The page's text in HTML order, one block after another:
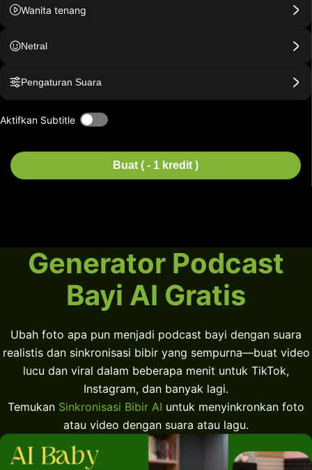
Wanita tenang
Netral
Pengaturan Suara
Aktifkan Subtitle
Buat ( - 1 kredit )
Generator Podcast
Bayi AI Gratis
Ubah foto apa pun menjadi podcast bayi dengan suara
realistis dan sinkronisasi bibir yang sempurna—buat video
lucu dan viral dalam beberapa menit untuk TikTok,
Instagram, dan banyak lagi.
Temukan Sinkronisasi Bibir AI untuk menyinkronkan foto
atau video dengan suara atau lagu.